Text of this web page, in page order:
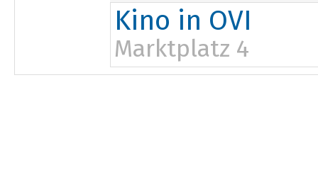
Kino in OVI
Marktplatz 4